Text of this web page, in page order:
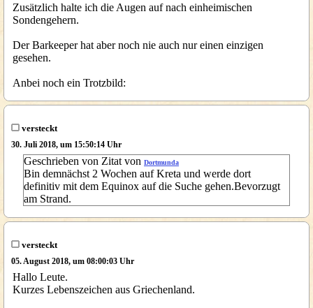
Zusätzlich halte ich die Augen auf nach einheimischen
Sondengehern.
Der Barkeeper hat aber noch nie auch nur einen einzigen
gesehen.
Anbei noch ein Trotzbild:
versteckt
30. Juli 2018, um 15:50:14 Uhr
Geschrieben von Zitat von Dortmunda
Bin demnächst 2 Wochen auf Kreta und werde dort
definitiv mit dem Equinox auf die Suche gehen.Bevorzugt
am Strand.
versteckt
05. August 2018, um 08:00:03 Uhr
Hallo Leute.
Kurzes Lebenszeichen aus Griechenland.